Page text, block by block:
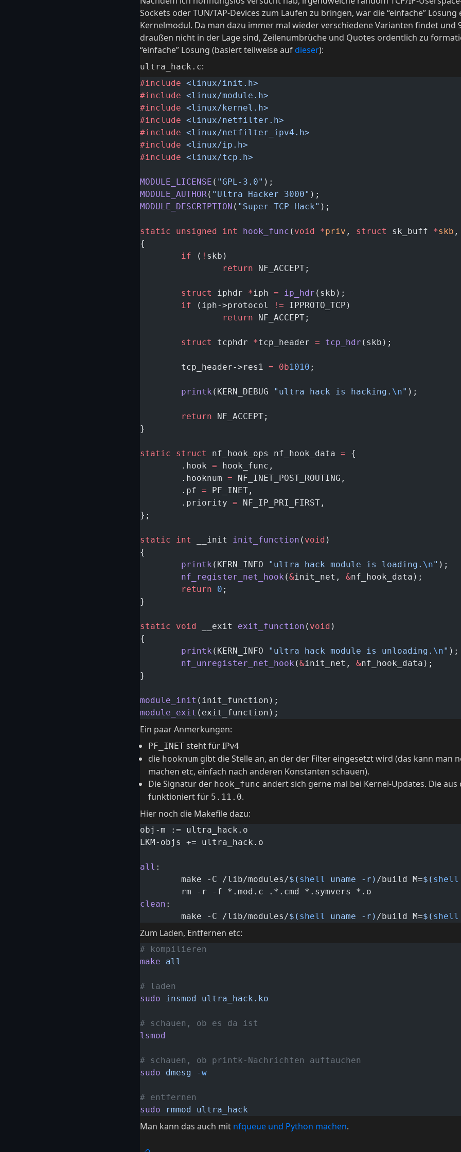
Sockets oder TUN/TAP-Devices zum Laufen zu bringen, war die “einfache”
Kernelmodul. Da man dazu immer mal wieder verschiedene Varianten findet und
draußen nicht in der Lage sind, Zeilenumbrüche und Quotes ordentlich zu
“einfache” Lösung (basiert teilweise aufdieser):
ultra_hack.c:
#include <linux/init.h>
#include <linux/module.h>
#include <linux/kernel.h>
#include <linux/netfilter.h>
#include <linux/netfilter_ipv4.h>
#include <linux/ip.h>
#include <linux/tcp.h>
MODULE_LICENSE ( "GPL-3.0" );
MODULE_AUTHOR( "Ultra Hacker 3000" );
MODULE_DESCRIPTION ( "Super-TCP-Hack" );
static unsigned int hook_func ( void *priv , struct sk_buff *skb ,
{
	if
( ! skb)
		return
NF_ACCEPT;
	struct
iphdr *iph = ip_hdr (skb);
	if
(iph->protocol != IPPROTO_TCP)
		return
NF_ACCEPT;
	struct
tcphdr *tcp_header = tcp_hdr (skb);
	tcp_header->res1
= 0b1010 ;
	printk
(KERN_DEBUG "ultra hack is hacking. \n" );
	return
NF_ACCEPT;
}
static struct nf_hook_ops nf_hook_data = {
	.hook
= hook_func,
	.hooknum
= NF_INET_POST_ROUTING,
	.pf
= PF_INET,
	.priority
= NF_IP_PRI_FIRST,
};
static int __init init_function ( void )
{
	printk
(KERN_INFO "ultra hack module is loading. \n" );
	nf_register_net_hook
(&init_net, &nf_hook_data);
	return
0 ;
}
static void __exit exit_function ( void )
{
	printk
(KERN_INFO "ultra hack module is unloading. \n" );
	nf_unregister_net_hook
(&init_net, &nf_hook_data);
}
module_init (init_function);
module_exit (exit_function);
Ein paar Anmerkungen:
PF_INET steht für IPv4
die hooknum gibt die Stelle an, an der der Filter eingesetzt wird (das kann man
machen etc, einfach nach anderen Konstanten schauen).
Die Signatur der hook_func ändert sich gerne mal bei Kernel-Updates. Die aus
funktioniert für 5.11.0.
Hier noch die Makefile dazu:
obj-m := ultra_hack.o
LKM-objs += ultra_hack.o
all :
	make -C /lib/modules/
$( shell uname -r) /build M=$( shell
	rm -r -f *.mod.c .*.cmd *.symvers *.o
clean :
	make -C /lib/modules/
$( shell uname -r) /build M=$( shell
Zum Laden, Entfernen etc:
# kompilieren
make all
# laden
sudo insmod ultra_hack.ko
# schauen, ob es da ist
lsmod
# schauen, ob printk-Nachrichten auftauchen
sudo dmesg -w
# entfernen
sudo rmmod ultra_hack
Man kann das auch mit nfqueue und Python machen.